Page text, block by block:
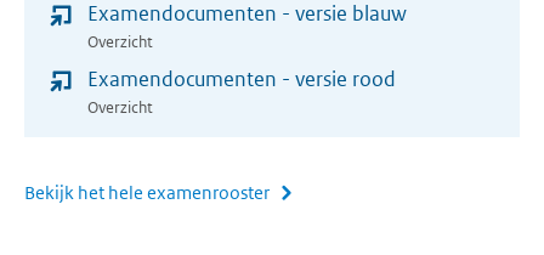
nieuw
venster)
Examendocumenten - versie blauw
Overzicht
Examendocumenten - versie rood
Overzicht
Bekijk het hele examenrooster